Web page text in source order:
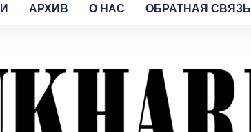
АРХИВ O HAC ОБРАТНАЯ СВЯЗЬ